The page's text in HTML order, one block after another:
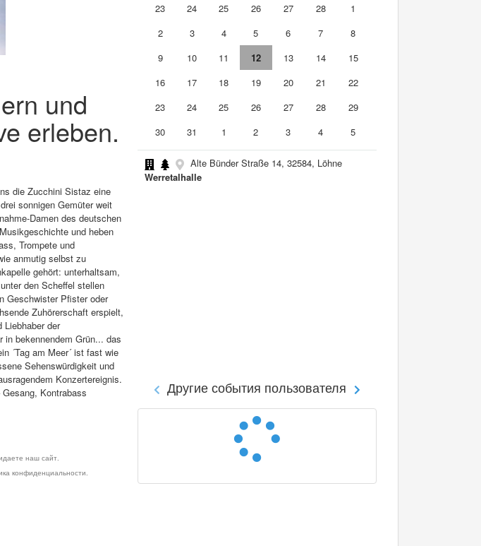
und
erleben.
die Zucchini Sistaz eine
sonnigen Gemüter weit
Damen des deutschen
und heben
Trompete und
anmutig selbst zu
gehört: unterhaltsam,
den Scheffel stellen
Geschwister Pfister oder
Zuhörerschaft erspielt,
Liebhaber der
bekennendem Grün... das
´Tag am Meer´ ist fast wie
Sehenswürdigkeit und
Konzertereignis.
Kontrabass
наш сайт.
конфиденциальности.
23
24 25 26 27 28
1
2
3 4 5 6 7
8
9
10 11 12 13 14
15
16
17 18 19 20 21
22
23
24 25 26 27 28
29
30
31 1 2 3 4 5
Alte Bünder Straße 14, 32584, Löhne
Werretalhalle
Другие события пользователя